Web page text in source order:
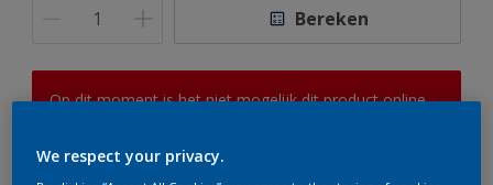
10 L
Bereken
Op dit moment is het niet mogelijk dit product online
er hard aan om de voorraad aan te vullen.
We respect your privacy.